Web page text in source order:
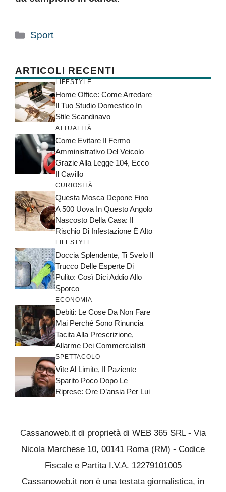
Categorie
Sport
ARTICOLI RECENTI
LIFESTYLE
Home Office: Come Arredare
Il Tuo Studio Domestico In
Stile Scandinavo
ATTUALITÀ
Come Evitare Il Fermo
Amministrativo Del Veicolo
Grazie Alla Legge 104, Ecco
Il Cavillo
CURIOSITÀ
Questa Mosca Depone Fino
A 500 Uova In Questo Angolo
Nascosto Della Casa: Il
Rischio Di Infestazione È Alto
LIFESTYLE
Doccia Splendente, Ti Svelo Il
Trucco Delle Esperte Di
Pulito: Così Dici Addio Allo
Sporco
ECONOMIA
Debiti: Le Cose Da Non Fare
Mai Perché Sono Rinuncia
Tacita Alla Prescrizione,
Allarme Dei Commercialisti
SPETTACOLO
Vite Al Limite, Il Paziente
Sparito Poco Dopo Le
Riprese: Ore D’ansia Per Lui
Cassanoweb.it di proprietà di WEB 365 SRL - Via
Nicola Marchese 10, 00141 Roma (RM) - Codice
Fiscale e Partita I.V.A. 12279101005
Cassanoweb.it non è una testata giornalistica, in